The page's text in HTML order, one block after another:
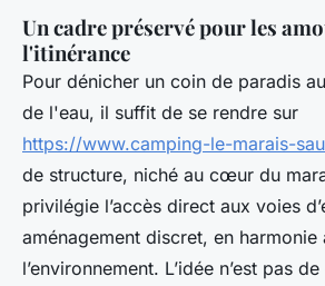
Un cadre préservé pour les
l'itinérance
Pour dénicher un coin de paradis
de l'eau, il suffit de se rendre sur
https://www.camping-le-marais-
de structure, niché au cœur du
privilégie l’accès direct aux voies
aménagement discret, en harmonie
l’environnement. L’idée n’est pas